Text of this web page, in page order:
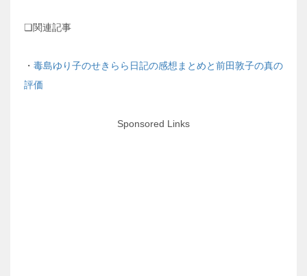
❏関連記事
・ 毒島ゆり子のせきらら日記の感想まとめと前田敦子の真の
評価
Sponsored Links